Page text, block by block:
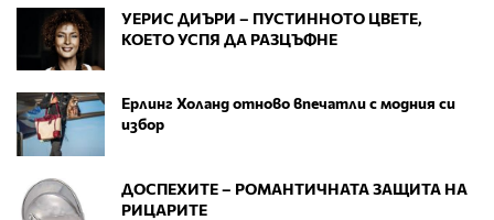
УЕРИС ДИЪРИ – ПУСТИННОТО ЦВЕТЕ,
КОЕТО УСПЯ ДА РАЗЦЪФНЕ
Ерлинг Холанд отново впечатли с модния си
избор
ДОСПЕХИТЕ – РОМАНТИЧНАТА ЗАЩИТА НА
РИЦАРИТЕ